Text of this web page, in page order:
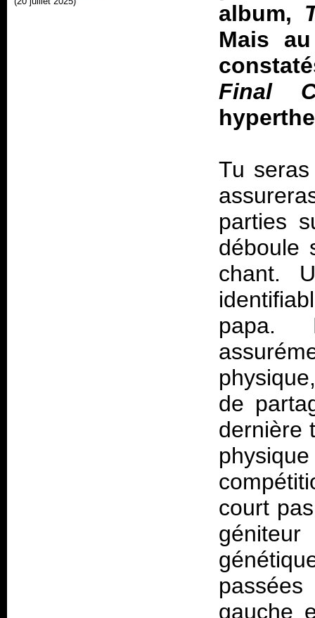
album,
Mais
Final
Tu
parties
déboule
chant.
papa.
de
dernière
court
gauche